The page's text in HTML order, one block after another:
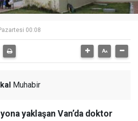
00:08
Muhabir
yaklaşan Van’da doktor